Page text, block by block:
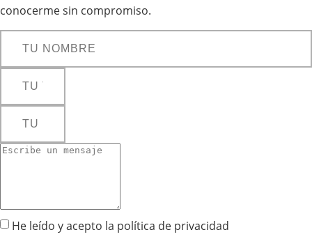
conocerme sin compromiso.
He leído y acepto la política de privacidad